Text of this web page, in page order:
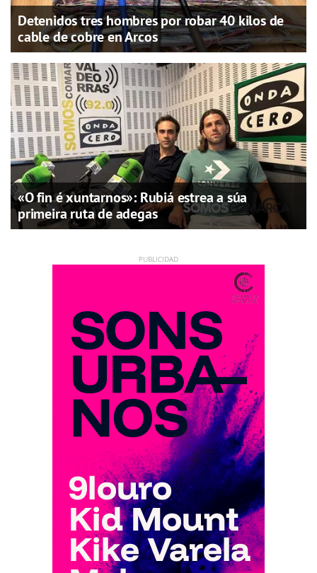
Detenidos tres hombres por robar 40 kilos de
cable de cobre en Arcos
«O fin é xuntarnos»: Rubiá estrea a súa
primeira ruta de adegas